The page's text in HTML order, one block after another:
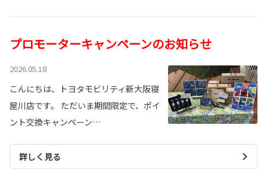
プロモーターキャンペーンのお知らせ
2026.05.18
こんにちは、トヨタモビリティ新大阪寝
屋川店です。 ただいま期間限定で、ポイ
ント交換キャンペーン…
詳しく見る